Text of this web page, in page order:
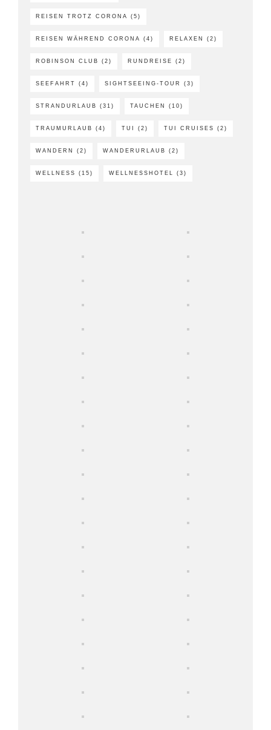
REISEN TROTZ CORONA (5)
REISEN WÄHREND CORONA (4) RELAXEN (2)
ROBINSON CLUB (2) RUNDREISE (2)
SEEFAHRT (4) SIGHTSEEING-TOUR (3)
STRANDURLAUB (31) TAUCHEN (10)
TRAUMURLAUB (4) TUI (2) TUI CRUISES (2)
WANDERN (2) WANDERURLAUB (2)
WELLNESS (15) WELLNESSHOTEL (3)